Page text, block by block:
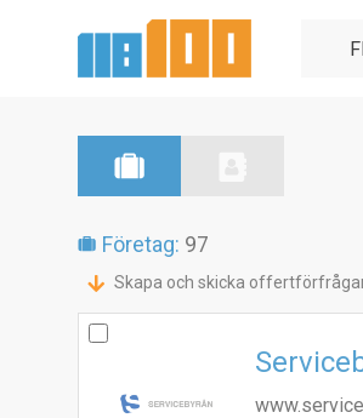
Företag: 97
Skapa och skicka